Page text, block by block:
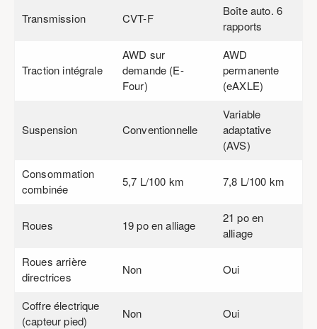
Transmission CVT-F
Boîte auto. 6
rapports
Traction intégrale
AWD sur
demande (E-
Four)
AWD
permanente
(eAXLE)
Suspension Conventionnelle
Variable
adaptative
(AVS)
Consommation
combinée
5,7 L/100 km 7,8 L/100 km
Roues 19 po en alliage
21 po en
alliage
Roues arrière
directrices
Non Oui
Coffre électrique
(capteur pied)
Non Oui